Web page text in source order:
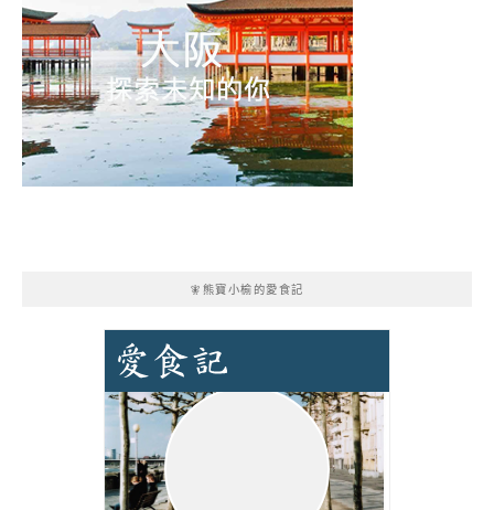
🧚熊寶小榆的愛食記